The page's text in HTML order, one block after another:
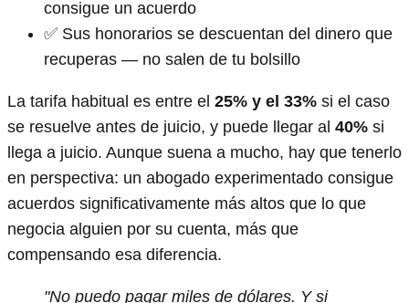
consigue un acuerdo
✅ Sus honorarios se descuentan del dinero que
recuperas — no salen de tu bolsillo
La tarifa habitual es entre el 25% y el 33% si el caso
se resuelve antes de juicio, y puede llegar al 40% si
llega a juicio. Aunque suena a mucho, hay que tenerlo
en perspectiva: un abogado experimentado consigue
acuerdos significativamente más altos que lo que
negocia alguien por su cuenta, más que
compensando esa diferencia.
"No puedo pagar miles de dólares. Y si